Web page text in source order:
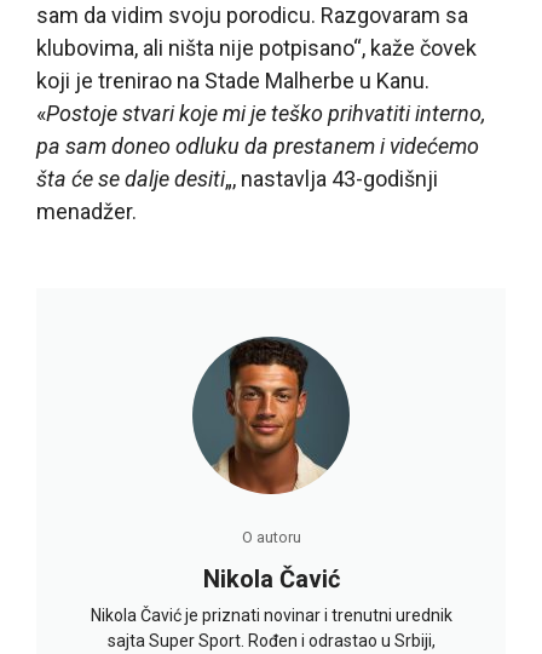
sam da vidim svoju porodicu. Razgovaram sa
klubovima, ali ništa nije potpisano“, kaže čovek
koji je trenirao na Stade Malherbe u Kanu.
«Postoje stvari koje mi je teško prihvatiti interno,
pa sam doneo odluku da prestanem i videćemo
šta će se dalje desiti„, nastavlja 43-godišnji
menadžer.
O autoru
Nikola Čavić
Nikola Čavić je priznati novinar i trenutni urednik
sajta Super Sport. Rođen i odrastao u Srbiji,